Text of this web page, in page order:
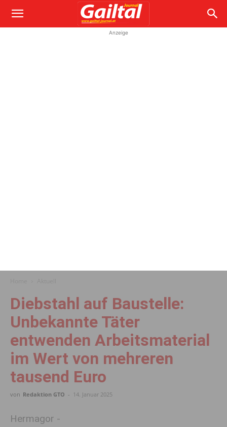
Anzeige
Diebstahl auf Baustelle:
Unbekannte Täter
entwenden Arbeitsmaterial
im Wert von mehreren
tausend Euro
von Redaktion GTO - 14. Januar 2025
Hermagor -